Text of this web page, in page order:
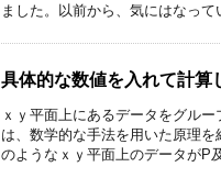
ました。以前から、気にはなって
具体的な数値を入れて計算
ｘｙ平面上にあるデータをグル
は、数学的な手法を用いた原
のようなｘｙ平面上のデータがP